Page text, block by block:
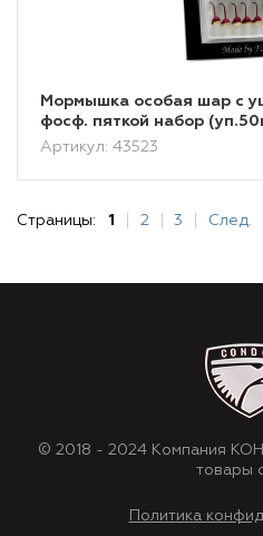
Мормышка особая шар с
фосф. пяткой набор
Артикул: 43523
Страницы: 1 2 3 След.
© 2018 - 2024 Компания
товары
Политика